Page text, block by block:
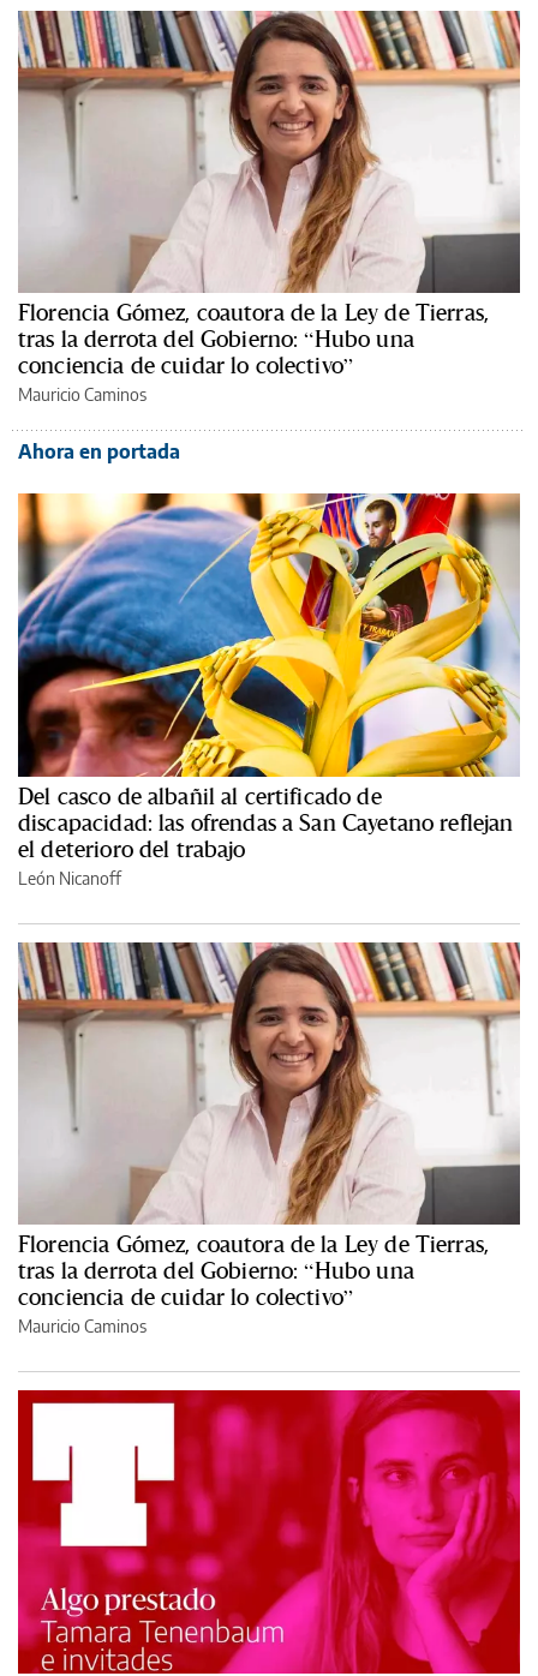
Florencia Gómez, coautora de la Ley de Tierras,
tras la derrota del Gobierno: “Hubo una
conciencia de cuidar lo colectivo”
Mauricio Caminos
Ahora en portada
Del casco de albañil al certificado de
discapacidad: las ofrendas a San Cayetano reflejan
el deterioro del trabajo
León Nicanoff
Florencia Gómez, coautora de la Ley de Tierras,
tras la derrota del Gobierno: “Hubo una
conciencia de cuidar lo colectivo”
Mauricio Caminos